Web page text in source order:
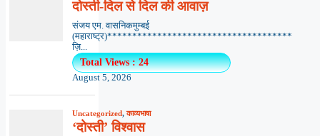
दोस्ती-दिल से दिल की आवाज़
संजय एम. वासनिकमुम्बई
(महाराष्ट्र)*************************************
ज़ि...
Total Views : 24
August 5, 2026
Uncategorized,काव्यभाषा
‘दोस्ती’ विश्वास